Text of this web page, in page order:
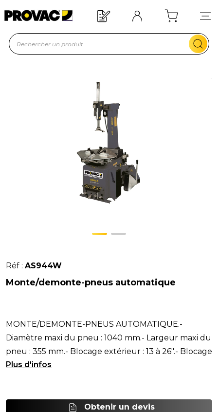
Offre de bienvenue : 20€ offerts !
En savoir plus
Réf : AS944W
Monte/demonte-pneus automatique
MONTE/DEMONTE-PNEUS AUTOMATIQUE.-
Diamètre maxi du pneu : 1040 mm.- Largeur maxi du
pneu : 355 mm.- Blocage extérieur : 13 à 26".- Blocage
intérieur :
Obtenir un devis